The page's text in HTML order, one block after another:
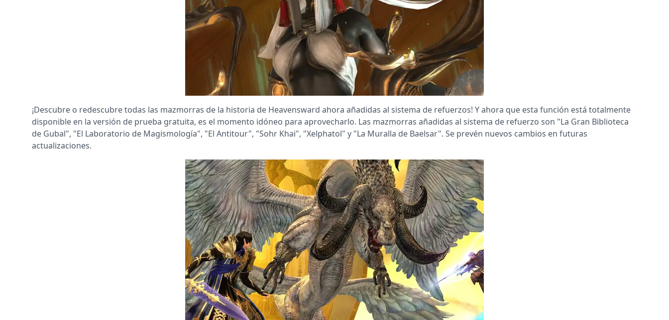
¡Descubre o redescubre todas las mazmorras de la historia de Heavensward ahora añadidas al sistema de refuerzos! Y ahora que esta función está totalmente
disponible en la versión de prueba gratuita, es el momento idóneo para aprovecharlo. Las mazmorras añadidas al sistema de refuerzo son "La Gran Biblioteca
de Gubal", "El Laboratorio de Magismología", "El Antitour", "Sohr Khai", "Xelphatol" y "La Muralla de Baelsar". Se prevén nuevos cambios en futuras
actualizaciones.